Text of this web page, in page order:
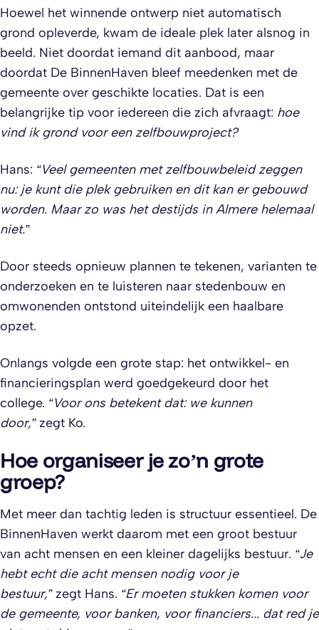
Hoewel het winnende ontwerp niet automatisch
grond opleverde, kwam de ideale plek later alsnog in
beeld. Niet doordat iemand dit aanbood, maar
doordat De BinnenHaven bleef meedenken met de
gemeente over geschikte locaties. Dat is een
belangrijke tip voor iedereen die zich afvraagt: hoe
vind ik grond voor een zelfbouwproject?
Hans: “Veel gemeenten met zelfbouwbeleid zeggen
nu: je kunt die plek gebruiken en dit kan er gebouwd
worden. Maar zo was het destijds in Almere helemaal
niet.”
Door steeds opnieuw plannen te tekenen, varianten te
onderzoeken en te luisteren naar stedenbouw en
omwonenden ontstond uiteindelijk een haalbare
opzet.
Onlangs volgde een grote stap: het ontwikkel- en
financieringsplan werd goedgekeurd door het
college. “Voor ons betekent dat: we kunnen
door,”zegt Ko.
Hoe organiseer je zo’n grote
groep?
Met meer dan tachtig leden is structuur essentieel. De
BinnenHaven werkt daarom met een groot bestuur
van acht mensen en een kleiner dagelijks bestuur. “Je
hebt echt die acht mensen nodig voor je
bestuur,”zegt Hans. “Er moeten stukken komen voor
de gemeente, voor banken, voor financiers... dat red je